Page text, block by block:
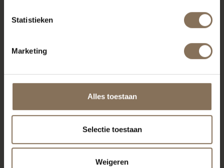
Statistieken
Marketing
Alles toestaan
Selectie toestaan
Weigeren
UITSCHUIFBAAR |
WALNOOT